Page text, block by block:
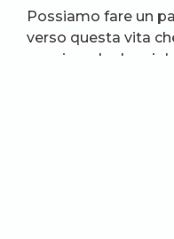
Possiamo fare un
verso questa vita
ma ci rende degni